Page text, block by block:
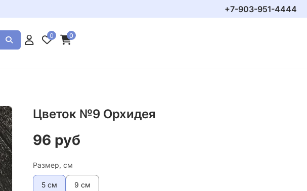
+7-903-951-4444
0 0
Цветок №9 Орхидея
96 руб
Размер, см
5 см 9 см